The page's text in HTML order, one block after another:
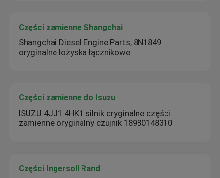
Części zamienne Shangchai
Shangchai Diesel Engine Parts, 8N1849
oryginalne łożyska łącznikowe
Części zamienne do Isuzu
ISUZU 4JJ1 4HK1 silnik oryginalne części
zamienne oryginalny czujnik 18980148310
Części Ingersoll Rand